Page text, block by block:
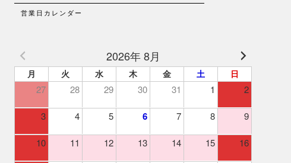
営業日カレンダー
2026年 8月
月 火 水 木 金 土 日
27 28 29 30 31 1 2
3 4 5 6 7 8 9
10 11 12 13 14 15 16